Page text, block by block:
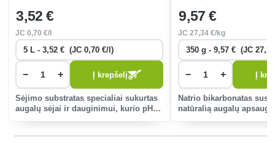
3,52 €
JC0,70 €/l
− + Į krepšelį
Sėjimo substratas specialiai sukurtas
augalų sėjai ir dauginimui, kurio pH
9,57 €
JC27,34 €/kg
− + Į
Natrio bikarbonatas
natūralią augalų